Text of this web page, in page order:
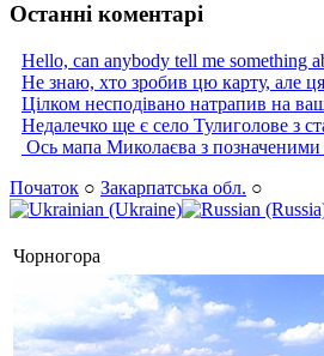
Останні коментарі
Hello, can anybody tell me something
Не знаю, хто зробив цю карту, але
Цілком несподівано натрапив на
Недалечко ще є село Тулиголове з
Ось мапа Миколаєва з позначеними
Початок ○ Закарпатська обл. ○
Чорногора